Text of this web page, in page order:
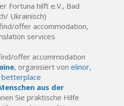
Fortuna hilft e.V., Bad
Ukrainisch)
offer accommodation,
services
offer accommodation
, organisiert vonelinor,
betterplace
aus der
Sie praktische Hilfe